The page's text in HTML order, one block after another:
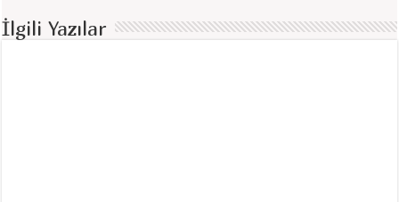
İlgili Yazılar